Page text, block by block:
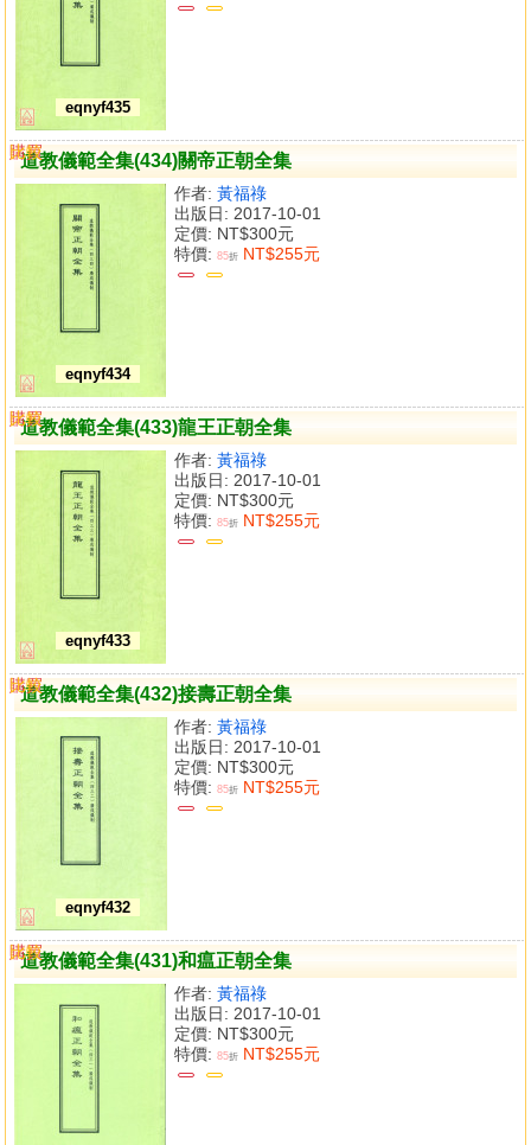
eqnyf435
道教儀範全集(434)關帝正朝全集
eqnyf434
作者: 黃福祿
出版日: 2017-10-01
定價: NT$300元
特價: 85折 NT$255元
購買
比較
道教儀範全集(433)龍王正朝全集
eqnyf433
作者: 黃福祿
出版日: 2017-10-01
定價: NT$300元
特價: 85折 NT$255元
購買
比較
道教儀範全集(432)接壽正朝全集
eqnyf432
作者: 黃福祿
出版日: 2017-10-01
定價: NT$300元
特價: 85折 NT$255元
購買
比較
道教儀範全集(431)和瘟正朝全集
作者: 黃福祿
出版日: 2017-10-01
定價: NT$300元
特價: 85折 NT$255元
購買
比較